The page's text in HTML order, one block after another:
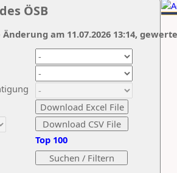
ÖSB
Top 100
Änderung am 11.07.2026 13:14,